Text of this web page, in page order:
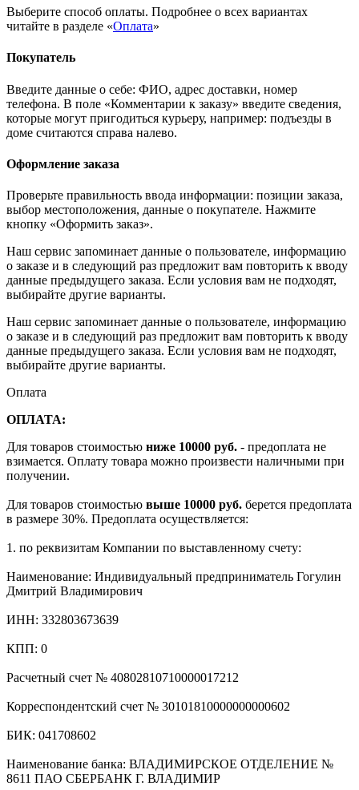
Выберите способ оплаты. Подробнее о всех вариантах
читайте в разделе «Оплата»
Покупатель
Введите данные о себе: ФИО, адрес доставки, номер
телефона. В поле «Комментарии к заказу» введите сведения,
которые могут пригодиться курьеру, например: подъезды в
доме считаются справа налево.
Оформление заказа
Проверьте правильность ввода информации: позиции заказа,
выбор местоположения, данные о покупателе. Нажмите
кнопку «Оформить заказ».
Наш сервис запоминает данные о пользователе, информацию
о заказе и в следующий раз предложит вам повторить к вводу
данные предыдущего заказа. Если условия вам не подходят,
выбирайте другие варианты.
Наш сервис запоминает данные о пользователе, информацию
о заказе и в следующий раз предложит вам повторить к вводу
данные предыдущего заказа. Если условия вам не подходят,
выбирайте другие варианты.
Оплата
ОПЛАТА:
Для товаров стоимостью ниже 10000 руб. - предоплата не
взимается. Оплату товара можно произвести наличными при
получении.
Для товаров стоимостью выше 10000 руб. берется предоплата
в размере 30%. Предоплата осуществляется:
1. по реквизитам Компании по выставленному счету:
Наименование: Индивидуальный предприниматель Гогулин
Дмитрий Владимирович
ИНН: 332803673639
КПП: 0
Расчетный счет № 40802810710000017212
Корреспондентский счет № 30101810000000000602
БИК: 041708602
Наименование банка: ВЛАДИМИРСКОЕ ОТДЕЛЕНИЕ №
8611 ПАО СБЕРБАНК Г. ВЛАДИМИР